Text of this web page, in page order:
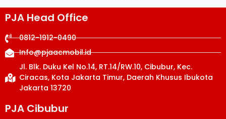
PJA Head Office
0812-1912-0490
Info@pjaacmobil.id
Jl. Blk. Duku Kel No.14, RT.14/RW.10, Cibubur, Kec.
Ciracas, Kota Jakarta Timur, Daerah Khusus Ibukota
Jakarta 13720
PJA Cibubur